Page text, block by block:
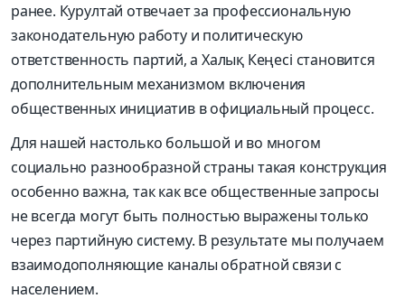
ранее. Курултай отвечает за профессиональную
законодательную работу и политическую
ответственность партий, а Халық Кеңесі становится
дополнительным механизмом включения
общественных инициатив в официальный процесс.
Для нашей настолько большой и во многом
социально разнообразной страны такая конструкция
особенно важна, так как все общественные запросы
не всегда могут быть полностью выражены только
через партийную систему. В результате мы получаем
взаимодополняющие каналы обратной связи с
населением.